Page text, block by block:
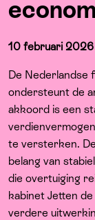
Over ons
10 februari 2026
De Nederlandse
ondersteunt de
akkoord is een
te versterken.
belang van
die overtuiging
kabinet Jetten
verdere